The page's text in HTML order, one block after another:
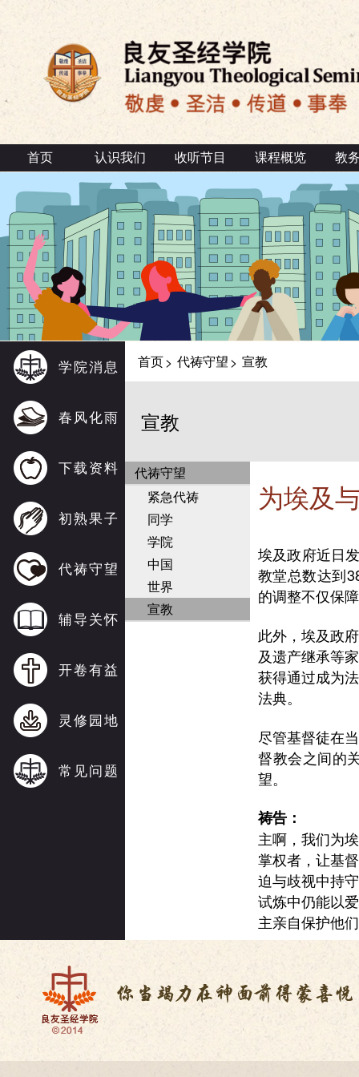
首页 认识我们 收听节目 课程概览 教
学院消息
春风化雨
下载资料
初熟果子
代祷守望
辅导关怀
开卷有益
灵修园地
常见问题
首页> 代祷守望> 宣教
宣教
代祷守望
紧急代祷
同学
学院
中国
世界
宣教
为埃及
埃及政府近日
教堂总数达到
的调整不仅保
此外，埃及政
及遗产继承等
获得通过成为
法典。
尽管基督徒在
督教会之间的
望。
祷告：
主啊，我们为
掌权者，让基
迫与歧视中持
试炼中仍能以
主亲自保护他